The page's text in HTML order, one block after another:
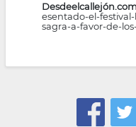
esentado-el-
sagra-a-favor-de-